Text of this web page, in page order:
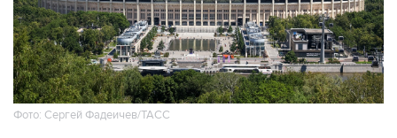
Фото: Сергей Фадеичев/ТАСС